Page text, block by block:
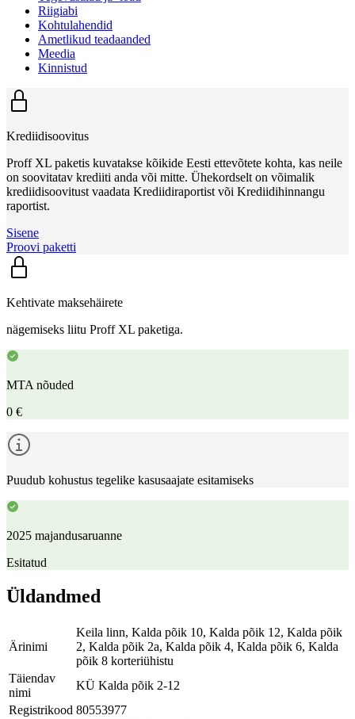
Riigiabi
Kohtulahendid
Ametlikud teadaanded
Meedia
Kinnistud
Krediidisoovitus
Proff XL paketis kuvatakse kõikide Eesti ettevõtete kohta, kas neile
on soovitatav krediiti anda või mitte. Ühekordselt on võimalik
krediidisoovitust vaadata Krediidiraportist või Krediidihinnangu
raportist.
Sisene
Proovi paketti
Kehtivate maksehäirete
nägemiseks liitu Proff XL paketiga.
MTA nõuded
0 €
Puudub kohustus tegelike kasusaajate esitamiseks
2025 majandusaruanne
Esitatud
Üldandmed
Ärinimi
Keila linn, Kalda põik 10, Kalda põik 12, Kalda põik
2, Kalda põik 2a, Kalda põik 4, Kalda põik 6, Kalda
põik 8 korteriühistu
Täiendav
nimi
KÜ Kalda põik 2-12
Registrikood 80553977